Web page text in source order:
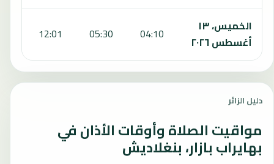
الخميس، ١٣
أغسطس ٢٠٢٦
04:10
05:30
12:01
دليل الزائر
مواقيت الصلاة وأوقات الأذان في
بهايراب بازار، بنغلاديش